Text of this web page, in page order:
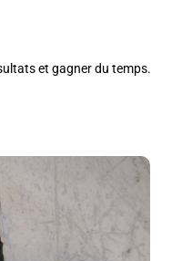
et gagner du temps.